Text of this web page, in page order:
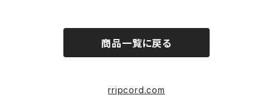
商品一覧に戻る
rripcord.com